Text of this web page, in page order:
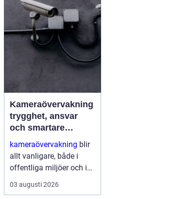
välmående tak ger
längre livslängd p&a...
Kameraövervakning
trygghet, ansvar
och smartare
säkerhet
kameraövervakning blir
allt vanligare, både i
offentliga miljöer och i
privata hem. Tekniken
utvecklas snabbt,
03 augusti 2026